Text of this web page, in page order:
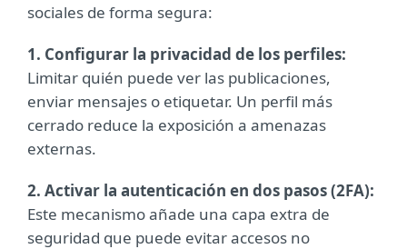
sociales de forma segura:
1. Configurar la privacidad de los perfiles:
Limitar quién puede ver las publicaciones,
enviar mensajes o etiquetar. Un perfil más
cerrado reduce la exposición a amenazas
externas.
2. Activar la autenticación en dos pasos (2FA):
Este mecanismo añade una capa extra de
seguridad que puede evitar accesos no